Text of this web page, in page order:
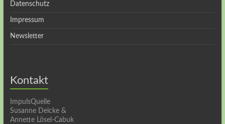
Datenschutz
Impressum
Newsletter
Kontakt
ImpulsQuelle
Susanne Deicke &
Annette Lösel-Cabuk